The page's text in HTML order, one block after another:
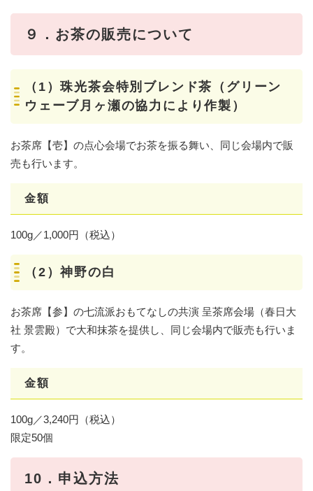
９．お茶の販売について
（1）珠光茶会特別ブレンド茶（グリーン
ウェーブ月ヶ瀬の協力により作製）
お茶席【壱】の点心会場でお茶を振る舞い、同じ会場内で販
売も行います。
金額
100g／1,000円（税込）
（2）神野の白
お茶席【参】の七流派おもてなしの共演 呈茶席会場（春日大
社 景雲殿）で大和抹茶を提供し、同じ会場内で販売も行いま
す。
金額
100g／3,240円（税込）
限定50個
10．申込方法